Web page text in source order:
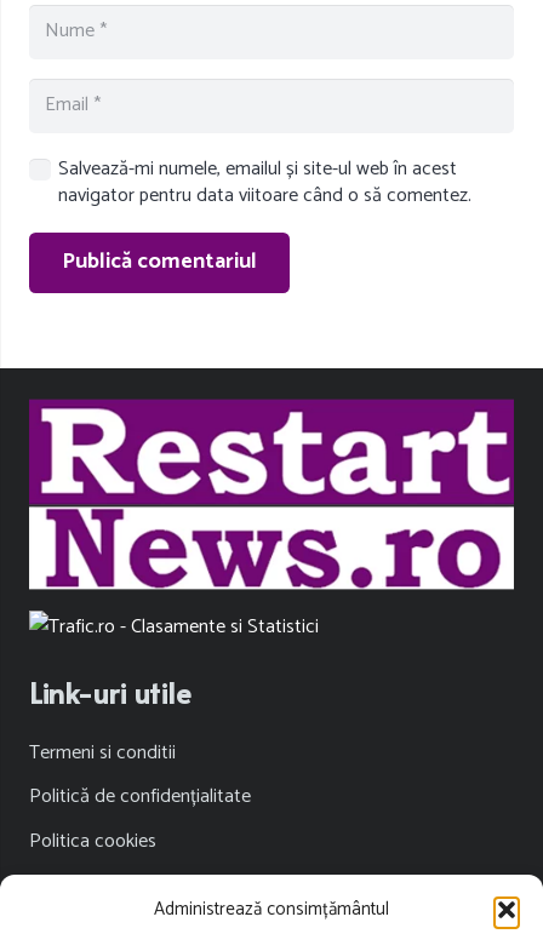
Administrează consimțământul
Salvează-mi numele, emailul și site-ul web în acest
navigator pentru data viitoare când o să comentez.
Publică comentariul
Link-uri utile
Termeni si conditii
Politică de confidențialitate
Politica cookies
Publicitate